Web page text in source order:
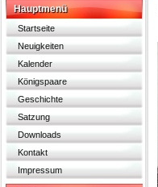
Hauptmenü
Startseite
Neuigkeiten
Kalender
Königspaare
Geschichte
Satzung
Downloads
Kontakt
Impressum